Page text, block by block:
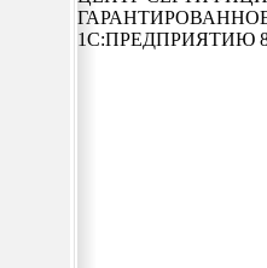
1С:ПРЕДПРИЯТИЮ